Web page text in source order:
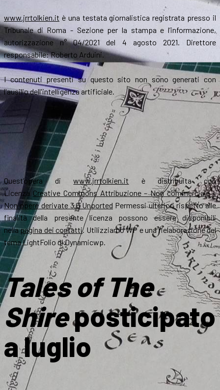
www.jrrtolkien.it è una testata giornalistica registrata presso il
Tribunale di Roma - Sezione per la stampa e l’informazione,
autorizzazione n° 04/2021 del 4 agosto 2021. Direttore
responsabile: Roberto Arduini.
I contenuti presenti su questo sito non sono generati con
l'ausilio dell'intelligenza artificiale.
Quest’opera diwww.jrrtolkien.it è distribuita con
Licenza Creative Commons Attribuzione – Non commerciale –
Non opere derivate 3.0 Unported Permessi ulteriori rispetto alle
finalità della presente licenza possono essere disponibili
nellapagina dei contatti. Utilizziamo WP e una rielaborazione del
tema LightFolio di Dynamicwp.
Tales of The
Shireposticipato
a luglio